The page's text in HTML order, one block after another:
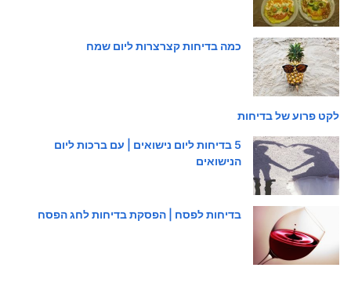
כמה בדיחות קצרצרות ליום שמח
לקט פרוע של בדיחות
5 בדיחות ליום נישואים | עם ברכות ליום
הנישואים
בדיחות לפסח | הפסקת בדיחות לחג הפסח